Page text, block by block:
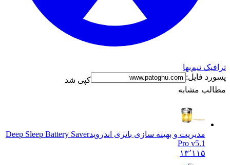
ترافیک نیم‌بها
پسورد فایل:
کپی شد
مطالب مشابه
مدیریت و بهینه سازی باتری اندرویدDeep Sleep Battery Saver
Pro v5.1
۱۳٬۱۱۵